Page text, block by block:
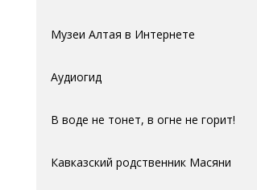
Музеи Алтая в Интернете
Аудиогид
В воде не тонет, в огне не горит!
Кавказский родственник Масяни